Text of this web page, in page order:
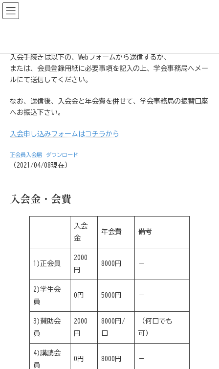
コ
ン
ツ
ナ
ビ
シ
入会手続きは以下の、Webフォームから送信するか、
または、会員登録用紙に必要事項を記入の上、学会事務局へメー
ルにて送信してください。
なお、送信後、入会金と年会費を併せて、学会事務局の振替口座
へお振込下さい。
入会申し込みフォームはコチラから
正会員入会届 ダウンロード
（2021/04/08現在）
入会金・会費
入会
金
年会費 備考
1)正会員
2000
円
8000円 －
2)学生会
員
0円 5000円 －
3)賛助会
員
2000
円
8000円/
（何口でも
可）
4)講読会
員
0円 8000円 －